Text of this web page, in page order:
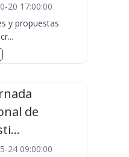
20 17:00:00
y propuestas
de
24 09:00:00